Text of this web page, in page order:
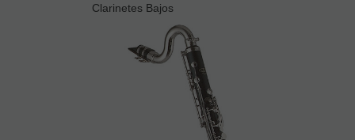
Clarinetes Bajos